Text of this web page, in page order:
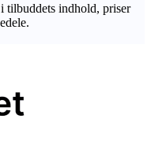
tilbuddets indhold, priser